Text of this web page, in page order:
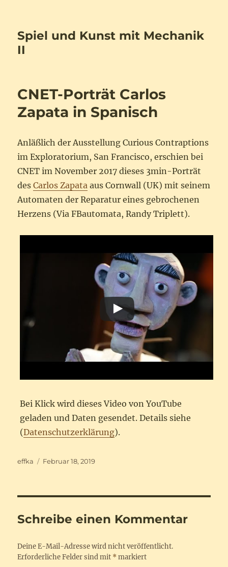
Spiel und Kunst mit Mechanik
II
CNET-Porträt Carlos
Zapata in Spanisch
Anläßlich der Ausstellung Curious Contraptions
im Exploratorium, San Francisco, erschien bei
CNET im November 2017 dieses 3min-Porträt
desCarlos Zapata aus Cornwall (UK) mit seinem
Automaten der Reparatur eines gebrochenen
Herzens (Via FBautomata, Randy Triplett).
Bei Klick wird dieses Video von YouTube
geladen und Daten gesendet. Details siehe
(Datenschutzerklärung).
Autor
effka
Veröffentlicht
Februar 18, 2019
Schreibe einen Kommentar
Deine E-Mail-Adresse wird nicht veröffentlicht.
Erforderliche Felder sind mit * markiert